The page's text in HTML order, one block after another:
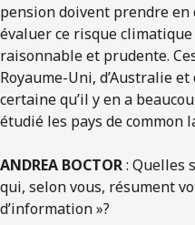
pension doivent prendre
évaluer ce risque
raisonnable et prudente.
Royaume-Uni, d’Australie et
certaine qu’il y en a
étudié les pays de common
ANDREA BOCTOR: Quelles
qui, selon vous, résument
d’information »?